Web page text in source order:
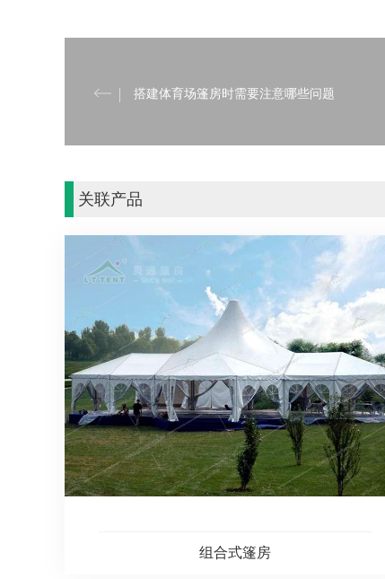
搭建体育场篷房时需要注意哪些问题
关联产品
组合式篷房